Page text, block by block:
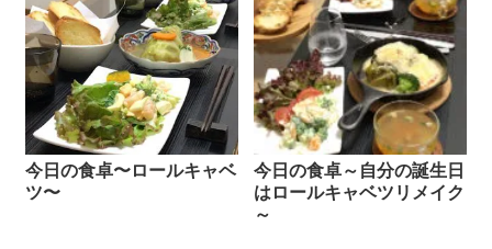
今日の食卓〜ロールキャベ
ツ〜
今日の食卓～自分の誕生日
はロールキャベツリメイク
～